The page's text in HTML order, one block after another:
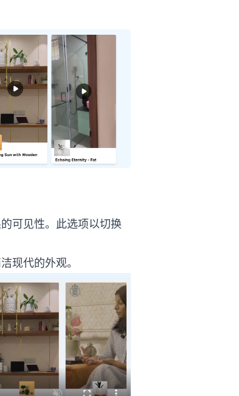
可见性。此选项以切换
现代的外观。